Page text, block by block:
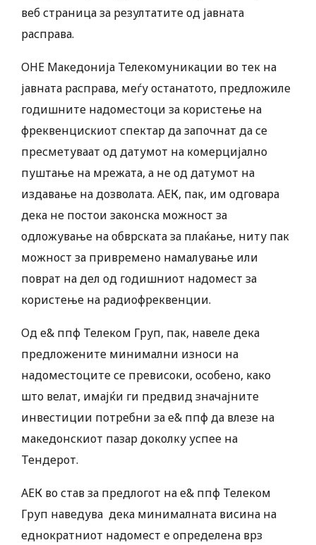
веб страница за резултатите од јавната
расправа.
ОНЕ Македонија Телекомуникации во тек на
јавната расправа, меѓу останатото, предложиле
годишните надоместоци за користење на
фреквенцискиот спектар да започнат да се
пресметуваат од датумот на комерцијално
пуштање на мрежата, а не од датумот на
издавање на дозволата. АЕК, пак, им одговара
дека не постои законска можност за
одложување на обврската за плаќање, ниту пак
можност за привремено намалување или
поврат на дел од годишниот надомест за
користење на радиофреквенции.
Од е& ппф Телеком Груп, пак, навеле дека
предложените минимални износи на
надоместоците се превисоки, особено, како
што велат, имајќи ги предвид значајните
инвестиции потребни за е& ппф да влезе на
македонскиот пазар доколку успее на
Тендерот.
АЕК во став за предлогот на е& ппф Телеком
Груп наведува дека минималната висина на
еднократниот надомест е определена врз